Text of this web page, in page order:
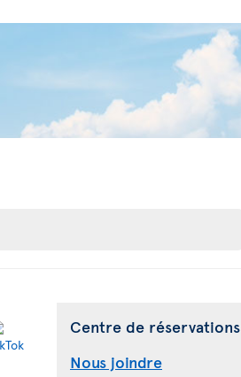
Centre de réservations
Nous joindre